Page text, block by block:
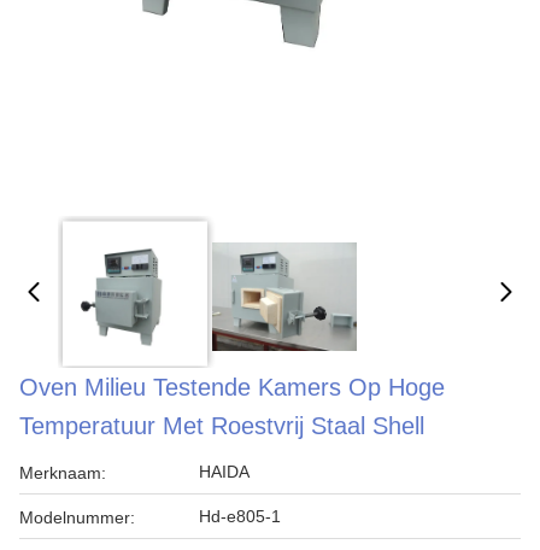
Oven Milieu Testende Kamers Op Hoge
Temperatuur Met Roestvrij Staal Shell
Merknaam: HAIDA
Modelnummer: Hd-e805-1